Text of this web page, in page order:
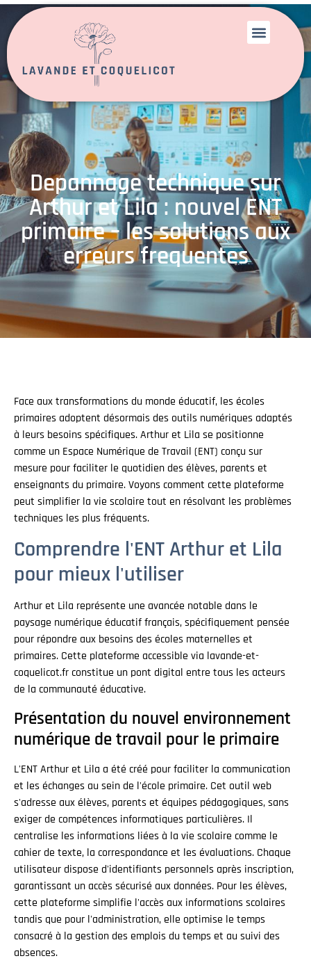
Depannage technique sur
Arthur et Lila : nouvel ENT
primaire – les solutions aux
erreurs frequentes
Face aux transformations du monde éducatif, les écoles
primaires adoptent désormais des outils numériques adaptés
à leurs besoins spécifiques. Arthur et Lila se positionne
comme un Espace Numérique de Travail (ENT) conçu sur
mesure pour faciliter le quotidien des élèves, parents et
enseignants du primaire. Voyons comment cette plateforme
peut simplifier la vie scolaire tout en résolvant les problèmes
techniques les plus fréquents.
Comprendre l'ENT Arthur et Lila
pour mieux l'utiliser
Arthur et Lila représente une avancée notable dans le
paysage numérique éducatif français, spécifiquement pensée
pour répondre aux besoins des écoles maternelles et
primaires. Cette plateforme accessible via lavande-et-
coquelicot.fr constitue un pont digital entre tous les acteurs
de la communauté éducative.
Présentation du nouvel environnement
numérique de travail pour le primaire
L'ENT Arthur et Lila a été créé pour faciliter la communication
et les échanges au sein de l'école primaire. Cet outil web
s'adresse aux élèves, parents et équipes pédagogiques, sans
exiger de compétences informatiques particulières. Il
centralise les informations liées à la vie scolaire comme le
cahier de texte, la correspondance et les évaluations. Chaque
utilisateur dispose d'identifiants personnels après inscription,
garantissant un accès sécurisé aux données. Pour les élèves,
cette plateforme simplifie l'accès aux informations scolaires
tandis que pour l'administration, elle optimise le temps
consacré à la gestion des emplois du temps et au suivi des
absences.